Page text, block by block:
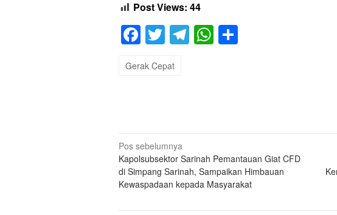
Post Views: 44
Facebook
Twitter
Telegram
WhatsApp
Gerak Cepat
Navigasi
pos
Pos sebelumnya
Kapolsubsektor Sarinah Pemantauan Giat CFD
di Simpang Sarinah, Sampaikan Himbauan
Kewaspadaan kepada Masyarakat